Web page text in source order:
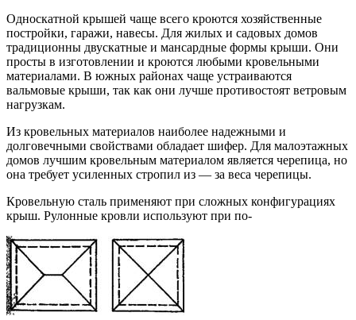
Односкатной крышей чаще всего кроются хозяйствен­ные
постройки, гаражи, навесы. Для жилых и садовых домов
традиционны двускатные и мансардные формы крыши. Они
просты в изготовлении и кроются любыми кровельными
материалами. В южных районах чаще уст­раиваются
вальмовые крыши, так как они лучше проти­востоят ветровым
нагрузкам.
Из кровельных материалов наиболее надежными и
долговечными свойствами обладает шифер. Для ма­лоэтажных
домов лучшим кровельным материалом яв­ляется черепица, но
она требует усиленных стропил из — за веса черепицы.
Кровельную сталь применяют при сложных конфи­гурациях
крыш. Рулонные кровли используют при по-